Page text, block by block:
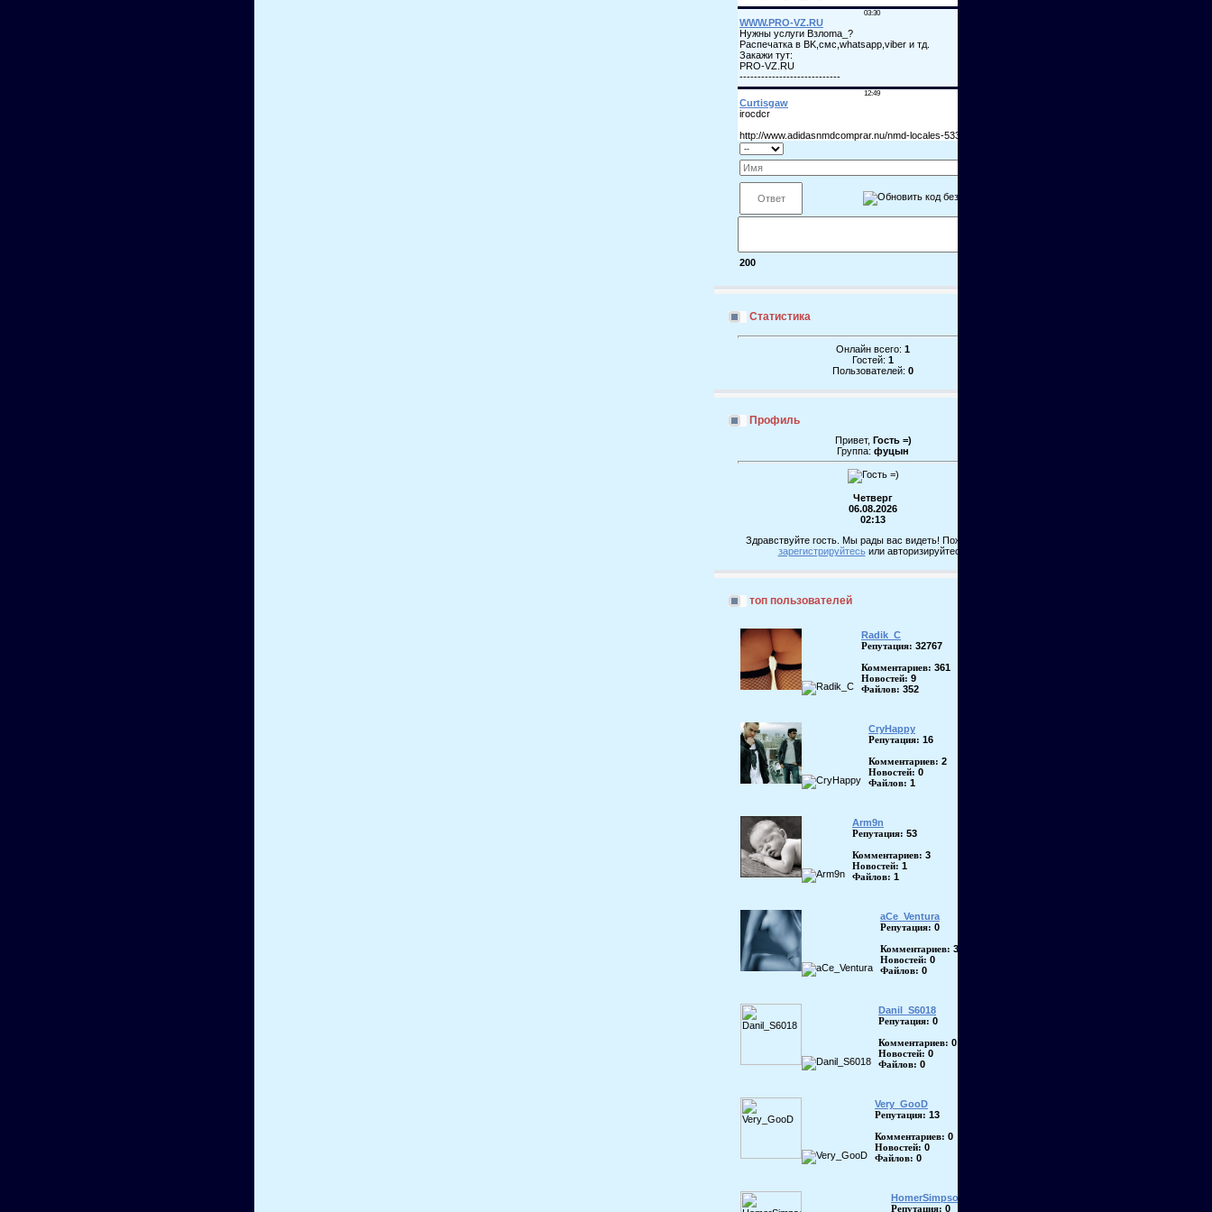
200
Статистика
Онлайн всего: 1
Гостей: 1
Пользователей: 0
Профиль
Привет, Гость =)
Группа: фуцын
Четверг
06.08.2026
02:13
Здравствуйте гость. Мы рады вас видеть! Пожалуйста,
зарегистрируйтесьили авторизируйтесь!
топ пользователей
Radik_C
Репутация: 32767
Комментариев: 361
Новостей: 9
Файлов: 352
CryHappy
Репутация: 16
Комментариев: 2
Новостей: 0
Файлов: 1
Arm9n
Репутация: 53
Комментариев: 3
Новостей: 1
Файлов: 1
aCe_Ventura
Репутация: 0
Комментариев: 3
Новостей: 0
Файлов: 0
Danil_S6018
Репутация: 0
Комментариев: 0
Новостей: 0
Файлов: 0
Very_GooD
Репутация: 13
Комментариев: 0
Новостей: 0
Файлов: 0
HomerSimpson
Репутация: 0